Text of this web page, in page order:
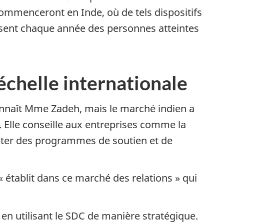
en Inde, où de tels dispositifs
chaque année des personnes atteintes
internationale
Mme Zadeh, mais le marché indien a
conseille aux entreprises comme la
des programmes de soutien et de
établit dans ce marché des relations » qui
utilisant le SDC de manière stratégique.